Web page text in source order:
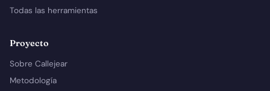
Todas las herramientas
Proyecto
Sobre Callejear
Metodología